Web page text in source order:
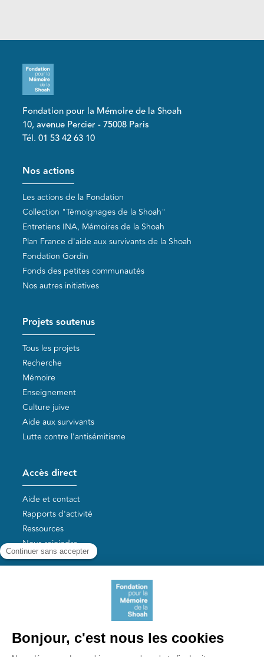
Fondation pour la Mémoire de la Shoah
10, avenue Percier - 75008 Paris
Tél. 01 53 42 63 10
Pied de page
Nos actions
Les actions de la Fondation
Collection "Témoignages de la Shoah"
Entretiens INA, Mémoires de la Shoah
Plan France d'aide aux survivants de la Shoah
Fondation Gordin
Fonds des petites communautés
Nos autres initiatives
Projets soutenus
Tous les projets
Recherche
Mémoire
Enseignement
Culture juive
Aide aux survivants
Lutte contre l'antisémitisme
Accès direct
Aide et contact
Rapports d'activité
Ressources
Nous rejoindre
Aide aux survivants de la Shoah
Liens utiles